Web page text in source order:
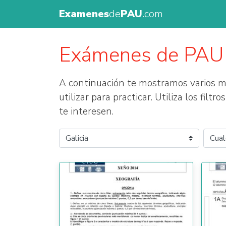
ExamenesdePAU.com
Exámenes de
A continuación te mostramos varios
utilizar para practicar. Utiliza los
te interesen.